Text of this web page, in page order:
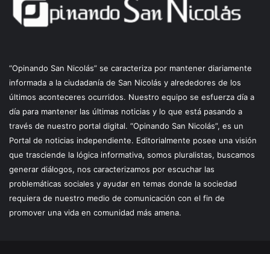
“Opinando San Nicolás” se caracteriza por mantener diariamente
informada a la ciudadanía de San Nicolás y alrededores de los
últimos aconteceres ocurridos. Nuestro equipo se esfuerza día a
día para mantener las últimas noticias y lo que está pasando a
través de nuestro portal digital. “Opinando San Nicolás”, es un
Portal de noticias independiente. Editorialmente posee una visión
que trasciende la lógica informativa, somos pluralistas, buscamos
generar diálogos, nos caracterizamos por escuchar las
problemáticas sociales y ayudar en temas donde la sociedad
requiera de nuestro medio de comunicación con el fin de
promover una vida en comunidad más amena.